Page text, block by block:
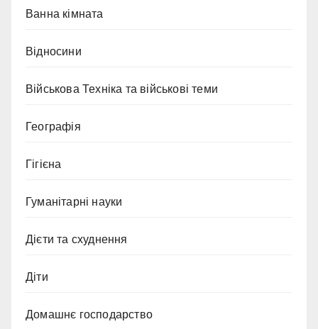
Ванна кімната
Відносини
Військова Техніка та військові теми
Географія
Гігієна
Гуманітарні науки
Дієти та схуднення
Діти
Домашнє господарство